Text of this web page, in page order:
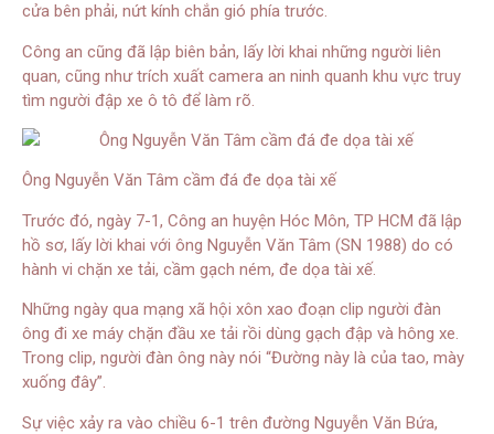
cửa bên phải, nứt kính chắn gió phía trước.
Công an cũng đã lập biên bản, lấy lời khai những người liên
quan, cũng như trích xuất camera an ninh quanh khu vực truy
tìm người đập xe ô tô để làm rõ.
Ông Nguyễn Văn Tâm cầm đá đe dọa tài xế
Trước đó, ngày 7-1, Công an huyện Hóc Môn, TP HCM đã lập
hồ sơ, lấy lời khai với ông Nguyễn Văn Tâm (SN 1988) do có
hành vi chặn xe tải, cầm gạch ném, đe dọa tài xế.
Những ngày qua mạng xã hội xôn xao đoạn clip người đàn
ông đi xe máy chặn đầu xe tải rồi dùng gạch đập và hông xe.
Trong clip, người đàn ông này nói “Đường này là của tao, mày
xuống đây”.
Sự việc xảy ra vào chiều 6-1 trên đường Nguyễn Văn Bứa,